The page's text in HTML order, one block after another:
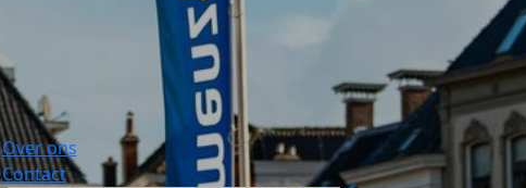
Over ons
Contact